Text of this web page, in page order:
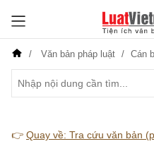
Văn bản pháp luật Cán
👉 Quay về: Tra cứu văn bản